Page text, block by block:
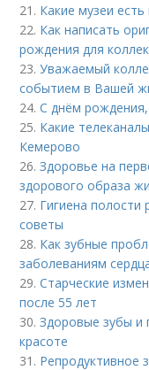
21. Какие музеи
22. Как написать
рождения для
23.Уважаемый
событием в Вашей
24.С днём
25. Какие
Кемерово
26.Здоровье на
здорового образа
27. Гигиена полости
советы
28. Как зубные
заболеваниям
29.Старческие
после 55 лет
30.Здоровые зубы и
красоте
31. Репродуктивное